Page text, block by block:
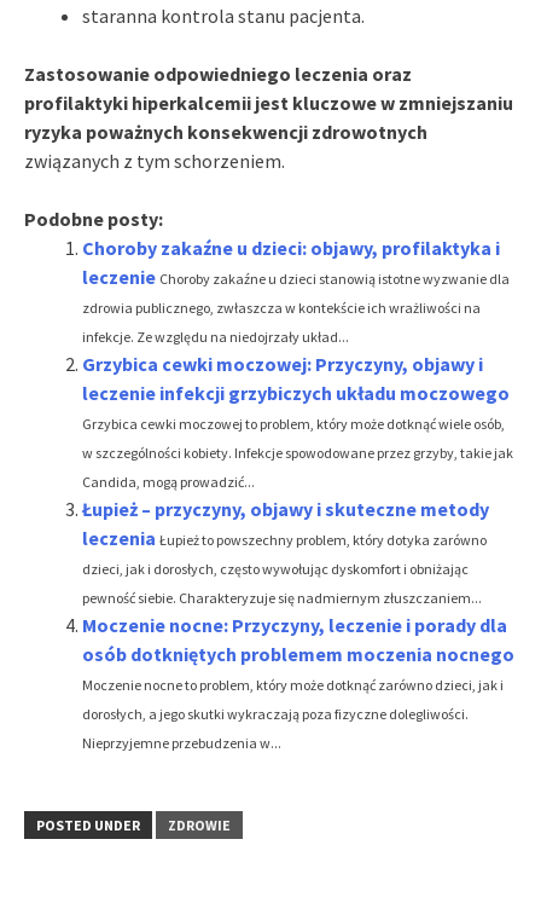
staranna kontrola stanu pacjenta.
Zastosowanie odpowiedniego leczenia oraz
profilaktyki hiperkalcemii jest kluczowe w zmniejszaniu
ryzyka poważnych konsekwencji zdrowotnych
związanych z tym schorzeniem.
Podobne posty:
Choroby zakaźne u dzieci: objawy, profilaktyka i
leczenie Choroby zakaźne u dzieci stanowią istotne wyzwanie dla
zdrowia publicznego, zwłaszcza w kontekście ich wrażliwości na
infekcje. Ze względu na niedojrzały układ...
Grzybica cewki moczowej: Przyczyny, objawy i
leczenie infekcji grzybiczych układu moczowego
Grzybica cewki moczowej to problem, który może dotknąć wiele osób,
w szczególności kobiety. Infekcje spowodowane przez grzyby, takie jak
Candida, mogą prowadzić...
Łupież – przyczyny, objawy i skuteczne metody
leczenia Łupież to powszechny problem, który dotyka zarówno
dzieci, jak i dorosłych, często wywołując dyskomfort i obniżając
pewność siebie. Charakteryzuje się nadmiernym złuszczaniem...
Moczenie nocne: Przyczyny, leczenie i porady dla
osób dotkniętych problemem moczenia nocnego
Moczenie nocne to problem, który może dotknąć zarówno dzieci, jak i
dorosłych, a jego skutki wykraczają poza fizyczne dolegliwości.
Nieprzyjemne przebudzenia w...
POSTED UNDER ZDROWIE